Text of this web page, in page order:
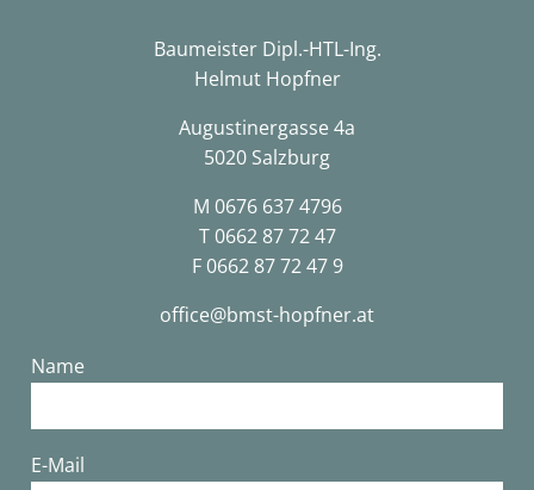
Baumeister Dipl.-HTL-Ing.
Helmut Hopfner
Augustinergasse 4a
5020 Salzburg
M 0676 637 4796
T0662 87 72 47
F 0662 87 72 47 9
office@bmst-hopfner.at
Name
E-Mail